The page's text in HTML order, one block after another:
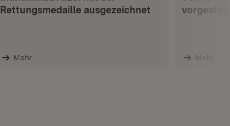
Rettungsmedaille ausgezeichnet
Mehr Mehr